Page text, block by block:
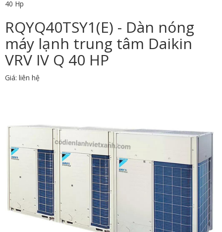
40 Hp
RQYQ40TSY1(E) - Dàn nóng
máy lạnh trung tâm Daikin
VRV IV Q 40 HP
Giá: liên hệ